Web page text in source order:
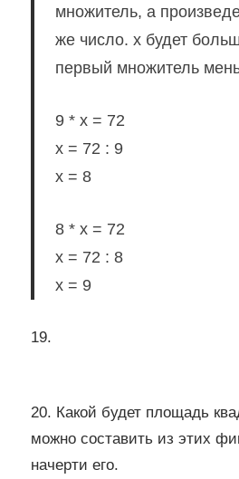
множитель, а
же число. x будет
первый множитель
9 * x = 72
x = 72 : 9
x = 8
8 * x = 72
x = 72 : 8
x = 9
19.
20. Какой будет площадь
можно составить из этих
начерти его.